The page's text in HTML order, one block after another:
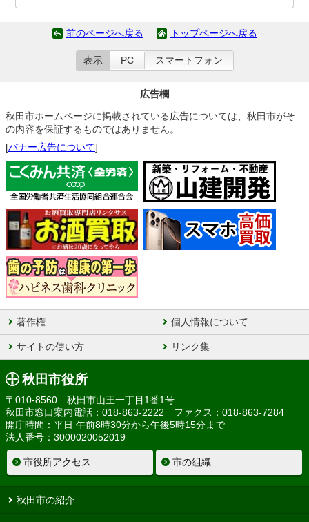
前のページへ戻る トップページへ戻る
表示 PC スマートフォン
広告欄
秋田市ホームページに掲載されている広告については、秋田市がそ
の内容を保証するものではありません。
[バナー広告について]
著作権 個人情報について
サイトの使い方 リンク集
秋田市役所
〒010-8560 秋田市山王一丁目1番1号
秋田市窓口案内電話：018-863-2222 ファクス：018-863-7284
開庁時間：平日 午前8時30分から午後5時15分まで
法人番号：3000020052019
市役所アクセス 市の組織
秋田市の紹介